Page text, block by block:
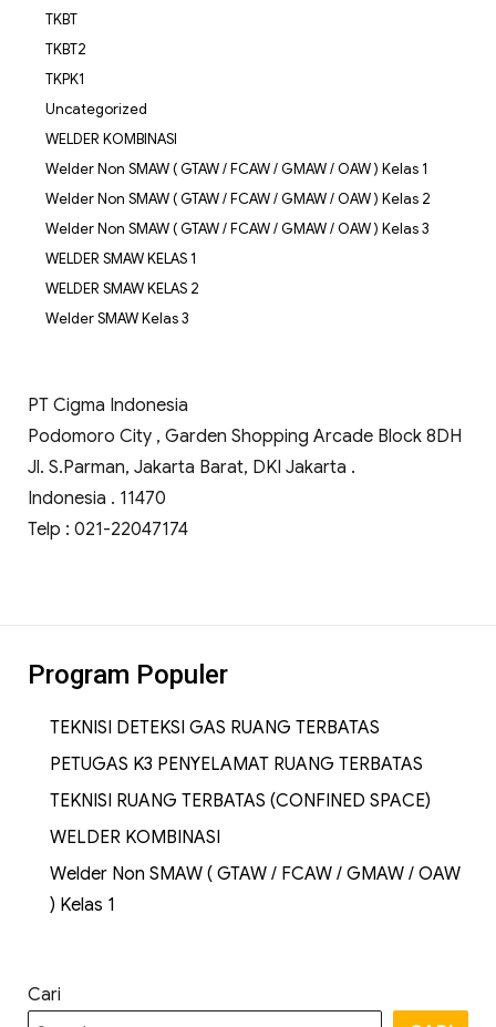
TKBT
TKBT2
TKPK1
Uncategorized
WELDER KOMBINASI
Welder Non SMAW ( GTAW / FCAW / GMAW / OAW ) Kelas 1
Welder Non SMAW ( GTAW / FCAW / GMAW / OAW ) Kelas 2
Welder Non SMAW ( GTAW / FCAW / GMAW / OAW ) Kelas 3
WELDER SMAW KELAS 1
WELDER SMAW KELAS 2
Welder SMAW Kelas 3
PT Cigma Indonesia
Podomoro City , Garden Shopping Arcade Block 8DH
Jl. S.Parman, Jakarta Barat, DKI Jakarta .
Indonesia . 11470
Telp : 021-22047174
Program Populer
TEKNISI DETEKSI GAS RUANG TERBATAS
PETUGAS K3 PENYELAMAT RUANG TERBATAS
TEKNISI RUANG TERBATAS (CONFINED SPACE)
WELDER KOMBINASI
Welder Non SMAW ( GTAW / FCAW / GMAW / OAW
) Kelas 1
Cari